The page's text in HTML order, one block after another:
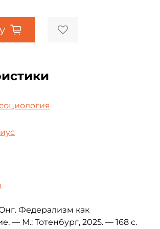
Федерализм как
— М.: Тотенбург, 2025. — 168 с.